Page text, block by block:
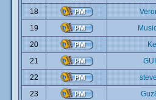
18
19
20
21
22
23